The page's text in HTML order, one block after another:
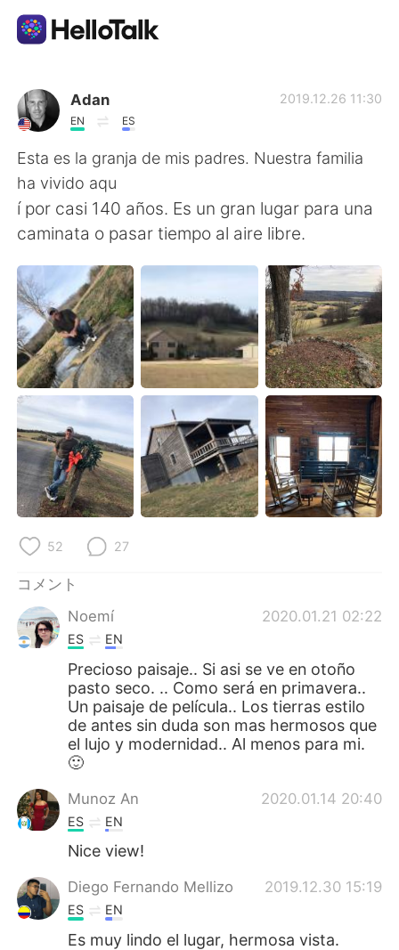
語学交換アプリ
AI Grammar Checker
日本語
English 简体中文
繁體中文 Español
العربية Français
Deutsch
Русский ไทย
Indonesia Italiano
Türkçe
Português
Adan
EN ES
2019.12.26 11:30
Esta es la granja de mis padres. Nuestra familia
ha vivido aqu
í por casi 140 años. Es un gran lugar para una
caminata o pasar tiempo al aire libre.
52 27
コメント
Noemí
2020.01.21 02:22
ES EN
Precioso paisaje.. Si asi se ve en otoño
pasto seco. .. Como será en primavera..
Un paisaje de película.. Los tierras estilo
de antes sin duda son mas hermosos que
el lujo y modernidad.. Al menos para mi.
🙂
Munoz An 2020.01.14 20:40
ES EN
Nice view!
Diego Fernando Mellizo 2019.12.30 15:19
ES EN
Es muy lindo el lugar, hermosa vista.